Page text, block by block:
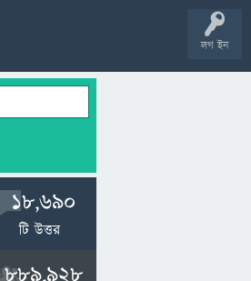
লগ ইন
18,690
টি উত্তর